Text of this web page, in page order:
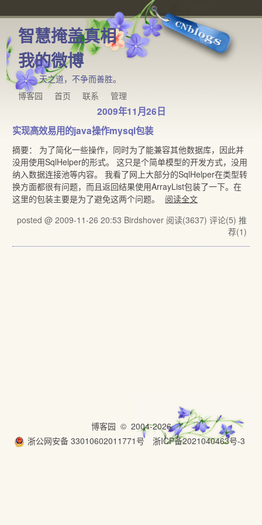
智慧掩盖真相
我的微博
天之道，不争而善胜。
博客园
首页 联系 管理
2009年11月26日
实现高效易用的java操作mysql包装
摘要： 为了简化一些操作，同时为了能兼容其他数据库，因此并
没用使用SqlHelper的形式。 这只是个简单模型的开发方式，没用
纳入数据连接池等内容。 我看了网上大部分的SqlHelper在类型转
换方面都很有问题，而且返回结果使用ArrayList包装了一下。在
这里的包装主要是为了避免这两个问题。
阅读全文
posted @ 2009-11-26 20:53 Birdshover 阅读(3637) 评论(5) 推
荐(1)
博客园 © 2004-2026
浙公网安备 33010602011771号
浙ICP备2021040463号-3